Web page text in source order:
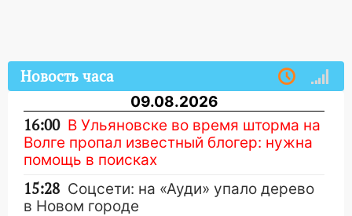
Новость часа
09.08.2026
16:00 В Ульяновске во время шторма на
Волге пропал известный блогер: нужна
помощь в поисках
15:28 Соцсети: на «Ауди» упало дерево
в Новом городе